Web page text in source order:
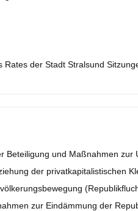
der Stadt Stralsund
Beteiligung und Maßnahmen zur
der privatkapitalistischen
zur Eindämmung der